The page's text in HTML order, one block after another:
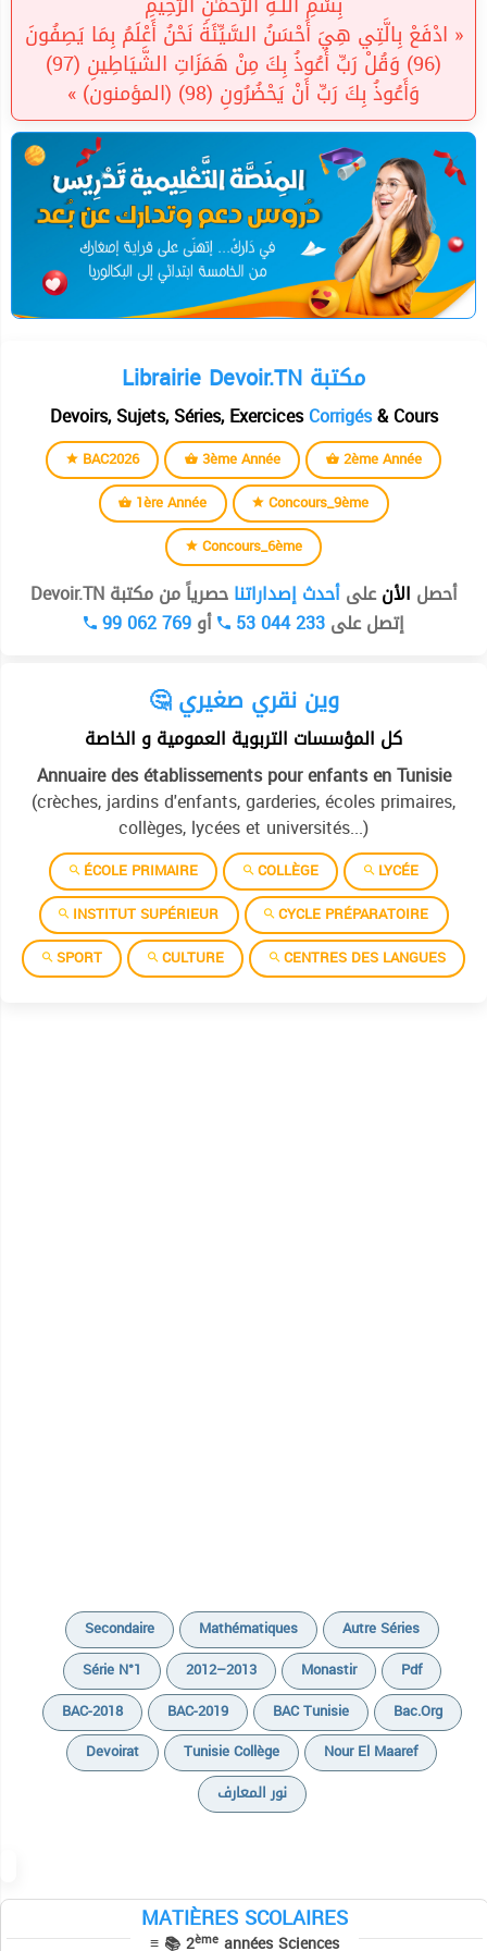
« ادْفَعْ بِالَّتِي هِيَ أَحْسَنُ السَّيِّئَةَ نَحْنُ أَعْلَمُ بِمَا يَصِفُونَ
(96) وَقُلْ رَبِّ أَعُوذُ بِكَ مِنْ هَمَزَاتِ الشَّيَاطِينِ (97)
وَأَعُوذُ بِكَ رَبِّ أَنْ يَحْضُرُونِ (98) (المؤمنون) »
Librairie Devoir.TN مكتبة
Devoirs, Sujets, Séries, ExercicesCorrigés& Cours
BAC2026 3ème Année
2ème Année
1ère Année
Concours_9ème
Concours_6ème
أحصل الأنعلىأحدث إصداراتناحصرياً من مكتبة Devoir.TN
إتصل على53 044 233 أو99 062 769
🤔 وين نقري صغيري
كل المؤسسات التربوية العمومية و الخاصة
Annuaire des établissements pour enfants en Tunisie
(crèches, jardins d'enfants, garderies, écoles primaires,
collèges, lycées et universités...)
ÉCOLE PRIMAIRE COLLÈGE
LYCÉE
INSTITUT SUPÉRIEUR
CYCLE PRÉPARATOIRE
SPORT
CULTURE CENTRES DES LANGUES
Secondaire Mathématiques
Autre Séries
Série N°1
2012–2013 Monastir
Pdf
BAC-2018
BAC-2019 BAC Tunisie
Bac.org
Devoirat
Tunisie Collège
Nour El Maaref
نور المعارف
MATIÈRES SCOLAIRES
≡ 📚 2ème années Sciences